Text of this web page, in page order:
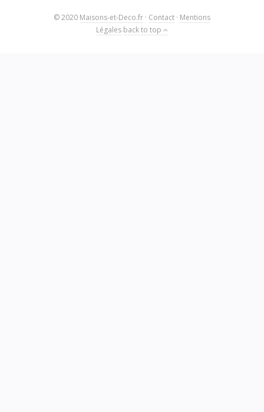
© 2020 Maisons-et-Deco.fr · Contact · Mentions
Légales back to top